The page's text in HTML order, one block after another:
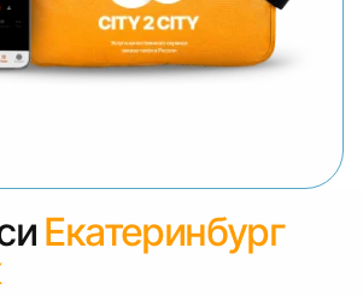
Екатеринбург